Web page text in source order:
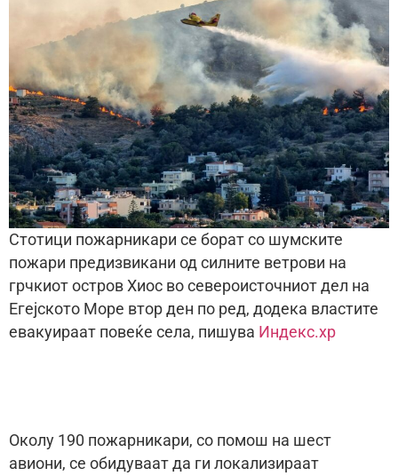
Стотици пожарникари се борат со шумските
пожари предизвикани од силните ветрови на
грчкиот остров Хиос во североисточниот дел на
Егејското Море втор ден по ред, додека властите
евакуираат повеќе села, пишува Индекс.хр
Околу 190 пожарникари, со помош на шест
авиони, се обидуваат да ги локализираат